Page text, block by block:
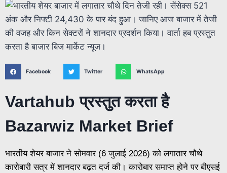
Facebook Twitter WhatsApp
Vartahub प्रस्तुत करता है
Bazarwiz Market Brief
भारतीय शेयर बाजार ने सोमवार (6 जुलाई 2026) को लगातार चौथे
कारोबारी सत्र में शानदार बढ़त दर्ज की। कारोबार समाप्त होने पर बीएसई